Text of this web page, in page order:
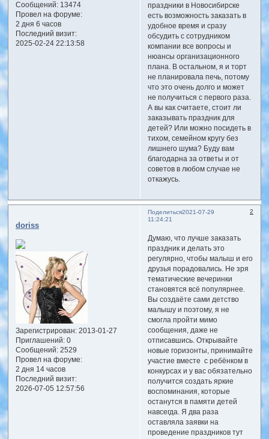
Сообщений:13474
Провел на форуме:
2 дня 6 часов
Последний визит:
2025-02-24 22:13:58
праздники в Новосибирске
есть возможность заказать в
удобное время и сразу
обсудить с сотрудником
компании все вопросы и
нюансы организационного
плана. В остальном, я и торт
не планировала печь, потому
что это очень долго и может
не получиться с первого раза.
А вы как считаете, стоит ли
заказывать праздник для
детей? Или можно посидеть в
тихом, семейном кругу без
лишнего шума? Буду вам
благодарна за ответы и от
советов в любом случае не
откажусь.
Поделиться 2
2021-07-29
11:24:21
doriss
Зарегистрирован: 2013-01-27
Приглашений:0
Сообщений:2529
Провел на форуме:
2 дня 14 часов
Последний визит:
2026-07-05 12:57:56
Думаю, что лучше заказать
праздник и делать это
регулярно, чтобы малыш и его
друзья порадовались. Не зря
тематические вечеринки
становятся всё популярнее.
Вы создаёте сами детство
малышу и поэтому, я не
смогла пройти мимо
сообщения, даже не
отписавшись. Открывайте
новые горизонты, принимайте
участие вместе с ребёнком в
конкурсах и у вас обязательно
получится создать яркие
воспоминания, которые
останутся в памяти детей
навсегда. Я два раза
оставляла заявки на
проведение праздников тут